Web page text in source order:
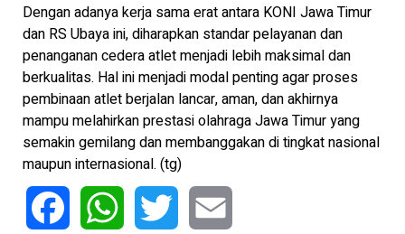
Dengan adanya kerja sama erat antara KONI Jawa Timur
dan RS Ubaya ini, diharapkan standar pelayanan dan
penanganan cedera atlet menjadi lebih maksimal dan
berkualitas. Hal ini menjadi modal penting agar proses
pembinaan atlet berjalan lancar, aman, dan akhirnya
mampu melahirkan prestasi olahraga Jawa Timur yang
semakin gemilang dan membanggakan di tingkat nasional
maupun internasional. (tg)